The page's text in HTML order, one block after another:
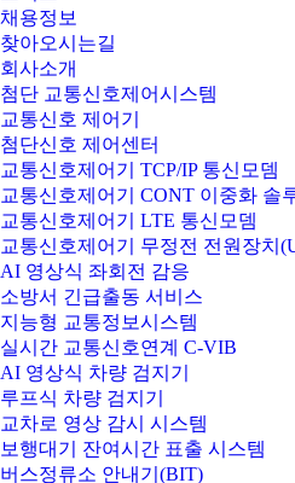
채용정보
찾아오시는길
회사소개
첨단 교통신호제어시스템
교통신호 제어기
첨단신호 제어센터
교통신호제어기 TCP/IP 통신모뎀
교통신호제어기 CONT 이중화 솔
교통신호제어기 LTE 통신모뎀
교통신호제어기 무정전 전원장치
AI 영상식 좌회전 감응
소방서 긴급출동 서비스
지능형 교통정보시스템
실시간 교통신호연계 C-VIB
AI 영상식 차량 검지기
루프식 차량 검지기
교차로 영상 감시 시스템
보행대기 잔여시간 표출 시스템
버스정류소 안내기(BIT)